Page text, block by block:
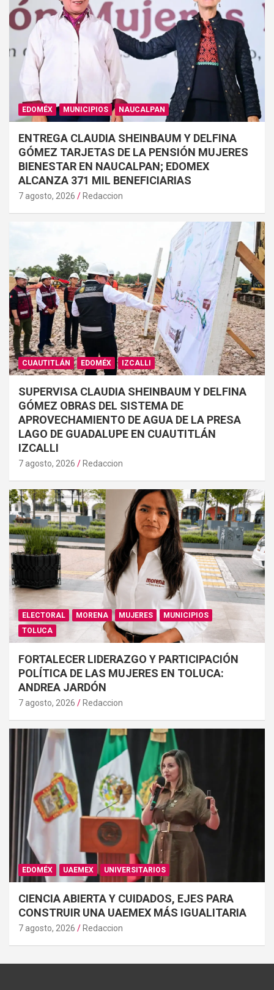
EDOMÉX MUNICIPIOS NAUCALPAN
ENTREGA CLAUDIA SHEINBAUM Y DELFINA
GÓMEZ TARJETAS DE LA PENSIÓN MUJERES
BIENESTAR EN NAUCALPAN; EDOMEX
ALCANZA 371 MIL BENEFICIARIAS
7 agosto, 2026 Redaccion
CUAUTITLÁN EDOMÉX IZCALLI
SUPERVISA CLAUDIA SHEINBAUM Y DELFINA
GÓMEZ OBRAS DEL SISTEMA DE
APROVECHAMIENTO DE AGUA DE LA PRESA
LAGO DE GUADALUPE EN CUAUTITLÁN
IZCALLI
7 agosto, 2026 Redaccion
ELECTORAL MORENA MUJERES
MUNICIPIOS
TOLUCA
FORTALECER LIDERAZGO Y PARTICIPACIÓN
POLÍTICA DE LAS MUJERES EN TOLUCA:
ANDREA JARDÓN
7 agosto, 2026 Redaccion
EDOMÉX UAEMEX UNIVERSITARIOS
CIENCIA ABIERTA Y CUIDADOS, EJES PARA
CONSTRUIR UNA UAEMEX MÁS IGUALITARIA
7 agosto, 2026 Redaccion